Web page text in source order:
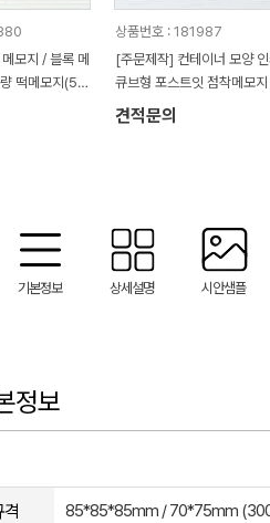
모지 / 블록 메
떡메모지(50
상품번호 : 181987
[주문제작] 컨테이너 모양
큐브형 포스트잇 점착메모지
견적문의
기본정보 상세설명 시안샘플
정보
격 85*85*85mm / 70*75mm